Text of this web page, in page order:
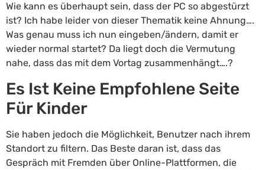
Wie kann es überhaupt sein, dass der PC so abgestürzt
ist? Ich habe leider von dieser Thematik keine Ahnung….
Was genau muss ich nun eingeben/ändern, damit er
wieder normal startet? Da liegt doch die Vermutung
nahe, dass das mit dem Vortag zusammenhängt….?
Es Ist Keine Empfohlene Seite
Für Kinder
Sie haben jedoch die Möglichkeit, Benutzer nach ihrem
Standort zu filtern. Das Beste daran ist, dass das
Gespräch mit Fremden über Online-Plattformen, die